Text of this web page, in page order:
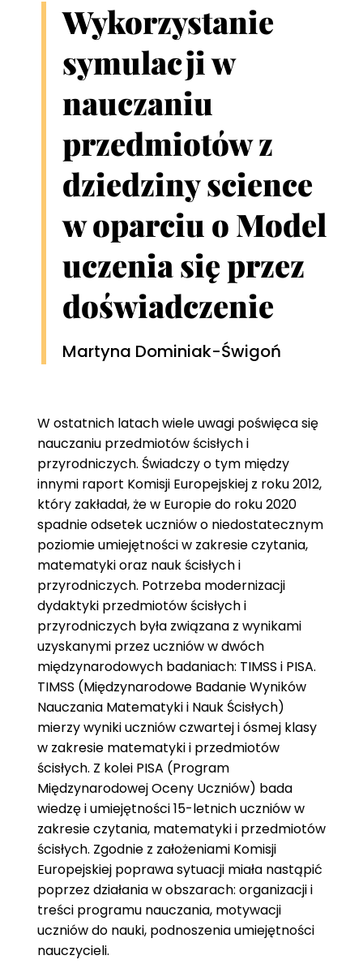
Wykorzystanie
symulacji w
nauczaniu
przedmiotów z
dziedziny science
w oparciu o Model
uczenia się przez
doświadczenie
Martyna Dominiak-Świgoń
W ostatnich latach wiele uwagi poświęca się
nauczaniu przedmiotów ścisłych i
przyrodniczych. Świadczy o tym między
innymi raport Komisji Europejskiej z roku 2012,
który zakładał, że w Europie do roku 2020
spadnie odsetek uczniów o niedostatecznym
poziomie umiejętności w zakresie czytania,
matematyki oraz nauk ścisłych i
przyrodniczych. Potrzeba modernizacji
dydaktyki przedmiotów ścisłych i
przyrodniczych była związana z wynikami
uzyskanymi przez uczniów w dwóch
międzynarodowych badaniach: TIMSS i PISA.
TIMSS (Międzynarodowe Badanie Wyników
Nauczania Matematyki i Nauk Ścisłych)
mierzy wyniki uczniów czwartej i ósmej klasy
w zakresie matematyki i przedmiotów
ścisłych. Z kolei PISA (Program
Międzynarodowej Oceny Uczniów) bada
wiedzę i umiejętności 15-letnich uczniów w
zakresie czytania, matematyki i przedmiotów
ścisłych. Zgodnie z założeniami Komisji
Europejskiej poprawa sytuacji miała nastąpić
poprzez działania w obszarach: organizacji i
treści programu nauczania, motywacji
uczniów do nauki, podnoszenia umiejętności
nauczycieli.